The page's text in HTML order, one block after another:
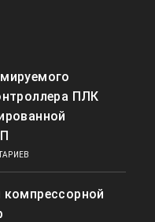
ПЛК